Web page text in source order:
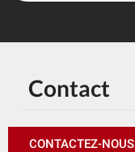
Contact
CONTACTEZ-NOUS